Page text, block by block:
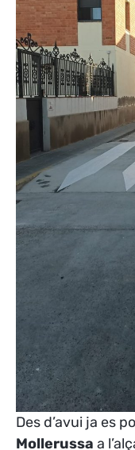
Des d’avui ja es
Mollerussa a